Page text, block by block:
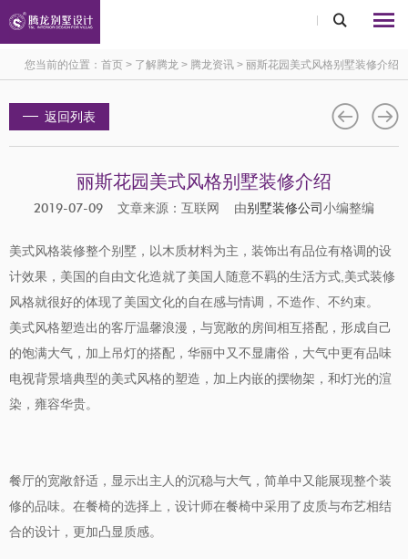
您当前的位置： 首页 > 了解腾龙 > 腾龙资讯 > 丽斯花园美式风格别墅装修介绍
返回列表
丽斯花园美式风格别墅装修介绍
2019-07-09 文章来源：互联网 由别墅装修公司小编整编
美式风格装修整个别墅，以木质材料为主，装饰出有品位有格调的设
计效果，美国的自由文化造就了美国人随意不羁的生活方式,美式装修
风格就很好的体现了美国文化的自在感与情调，不造作、不约束。
美式风格塑造出的客厅温馨浪漫，与宽敞的房间相互搭配，形成自己
的饱满大气，加上吊灯的搭配，华丽中又不显庸俗，大气中更有品味
电视背景墙典型的美式风格的塑造，加上内嵌的摆物架，和灯光的渲
染，雍容华贵。
餐厅的宽敞舒适，显示出主人的沉稳与大气，简单中又能展现整个装
修的品味。在餐椅的选择上，设计师在餐椅中采用了皮质与布艺相结
合的设计，更加凸显质感。